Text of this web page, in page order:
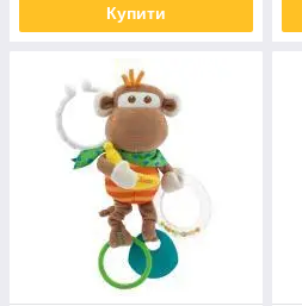
Купити